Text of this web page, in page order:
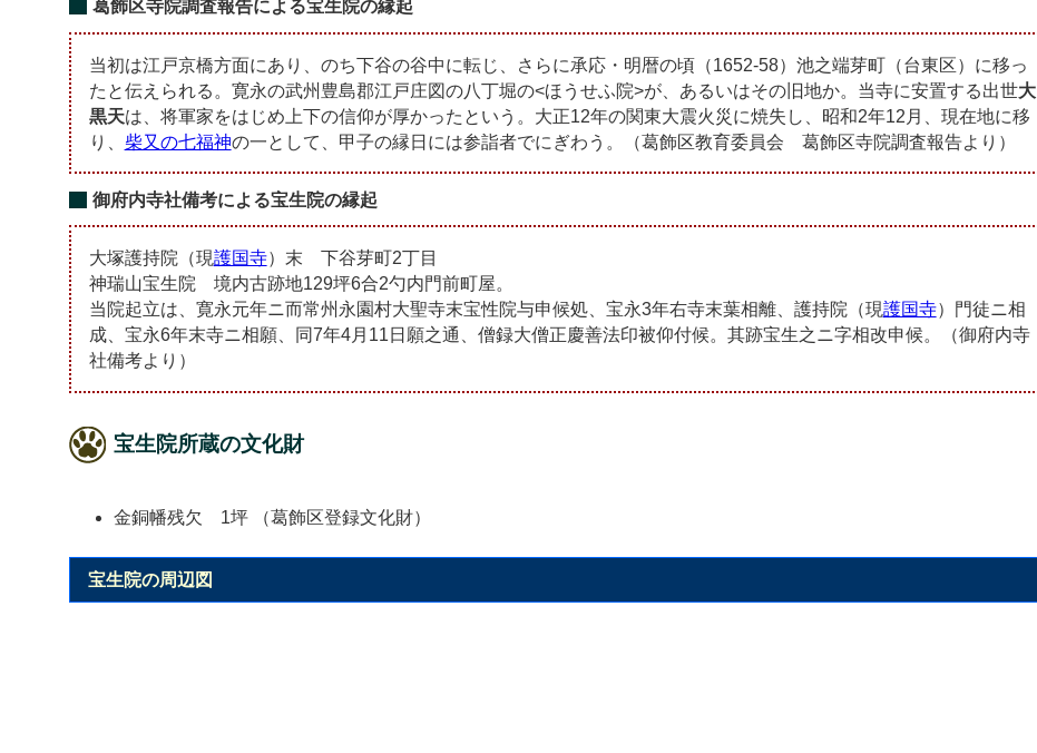
葛飾区寺院調査報告による宝生院の縁起
当初は江戸京橋方面にあり、のち下谷の谷中に転じ、さらに承応・明暦の頃（1652-58）池之端芽町（台東区）に移っ
たと伝えられる。寛永の武州豊島郡江戸庄図の八丁堀の<ほうせふ院>が、あるいはその旧地か。当寺に安置する出世大
黒天は、将軍家をはじめ上下の信仰が厚かったという。大正12年の関東大震火災に焼失し、昭和2年12月、現在地に移
り、 柴又の七福神の一として、甲子の縁日には参詣者でにぎわう。（葛飾区教育委員会 葛飾区寺院調査報告より）
御府内寺社備考による宝生院の縁起
大塚護持院（現護国寺）末 下谷芽町2丁目
神瑞山宝生院 境内古跡地129坪6合2勺内門前町屋。
当院起立は、寛永元年ニ而常州永園村大聖寺末宝性院与申候処、宝永3年右寺末葉相離、護持院（現護国寺）門徒ニ相
成、宝永6年末寺ニ相願、同7年4月11日願之通、僧録大僧正慶善法印被仰付候。其跡宝生之ニ字相改申候。（御府内寺
社備考より）
宝生院所蔵の文化財
金銅幡残欠 1坪 （葛飾区登録文化財）
宝生院の周辺図